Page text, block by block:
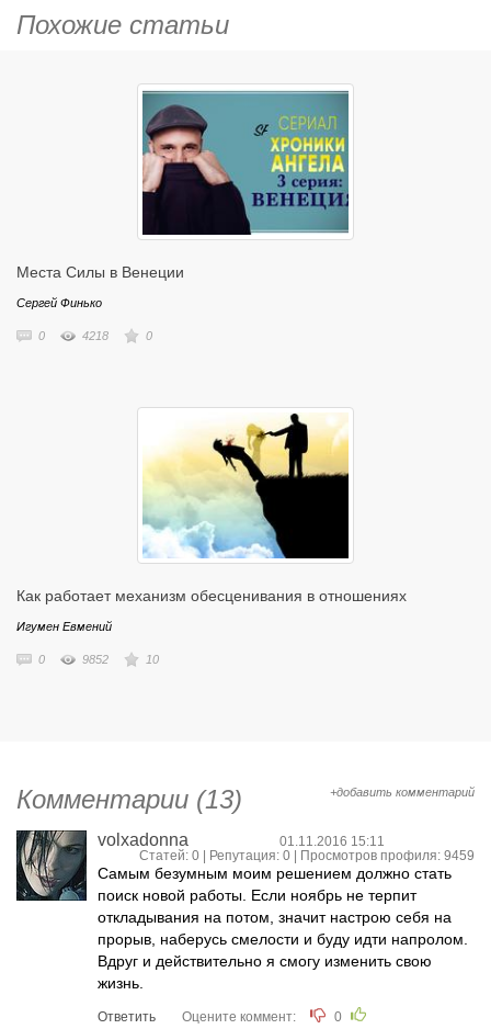
-Его знают по всему Миру, как нестандартного экстрасенса и
"Магия и Алхимия - это искусство формирования желаемой
реальности. И от того каковы масштабы и границы возможного в
нашем сознании, зависит в каком мире мы будем жить у сегодня..."
Похожие статьи
Места Силы в Венеции
Сергей Финько
0 4218 0
Как работает механизм обесценивания в отношениях
Игумен Евмений
0 9852 10
Комментарии (13) +добавить комментарий
volxadonna
01.11.2016 15:11
Статей: 0 | Репутация: 0 | Просмотров профиля: 9459
Самым безумным моим решением должно стать
поиск новой работы. Если ноябрь не терпит
откладывания на потом, значит настрою себя на
прорыв, наберусь смелости и буду идти напролом.
Вдруг и действительно я смогу изменить свою
жизнь.
Ответить Оцените коммент: 0